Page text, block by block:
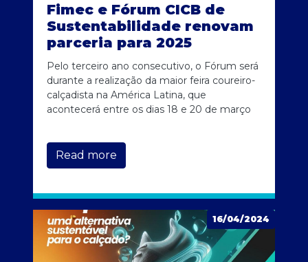
Fimec e Fórum CICB de
Sustentabilidade renovam
parceria para 2025
Pelo terceiro ano consecutivo, o Fórum será
durante a realização da maior feira coureiro-
calçadista na América Latina, que
acontecerá entre os dias 18 e 20 de março
Read more
16/04/2024